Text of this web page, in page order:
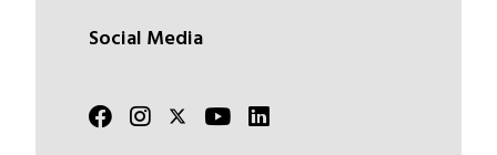
Social Media